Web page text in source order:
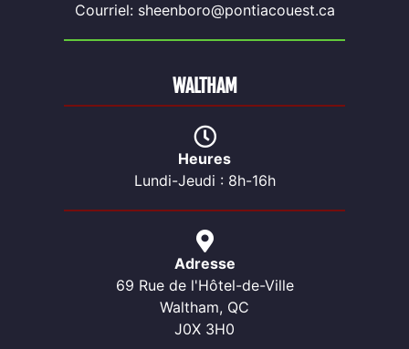
Courriel: sheenboro@pontiacouest.ca
Heures
Lundi-Jeudi : 8h-16h
Adresse
69 Rue de l'Hôtel-de-Ville
Waltham, QC
J0X 3H0
WALTHAM